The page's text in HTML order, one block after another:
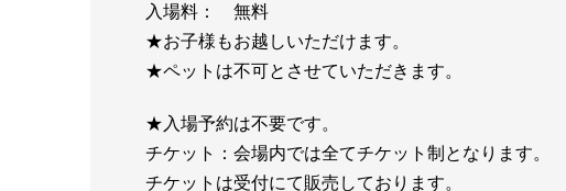
入場料： 無料
★お子様もお越しいただけます。
★ペットは不可とさせていただきます。
★入場予約は不要です。
チケット：会場内では全てチケット制となります。
チケットは受付にて販売しております。